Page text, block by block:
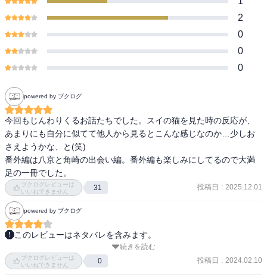
2
0
0
0
powered by ブクログ
今回もじんわりくるお話たちでした。スイの猫を見た時の反応が、
あまりにも自分に似てて他人から見るとこんな感じなのか…少しお
さえようかな、と(笑)
番外編は八京と角崎の出会い編。番外編も楽しみにしてるので大満
足の一冊でした。
ブクログレビューは
いいねできません
31 投稿日 : 2025.12.01
powered by ブクログ
このレビューはネタバレを含みます。
朝活も良いし、猫と一緒に二度寝も良い。微笑ましい定休日だ。
続きを読む
ブクログレビューは
いいねできません
0 投稿日 : 2024.02.10